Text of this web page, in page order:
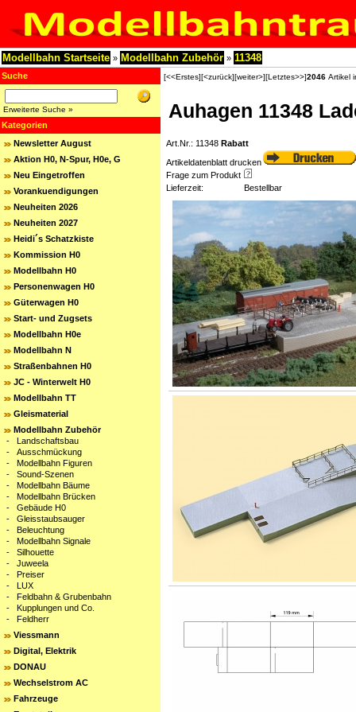
Modellbahn Startseite » Modellbahn Zubehör » 11348
Suche
Erweiterte Suche »
Kategorien
Newsletter August
Aktion H0, N-Spur, H0e, G
Neu Eingetroffen
Vorankuendigungen
Neuheiten 2026
Neuheiten 2027
Heidi´s Schatzkiste
Kommission H0
Modellbahn H0
Personenwagen H0
Güterwagen H0
Start- und Zugsets
Modellbahn H0e
Modellbahn N
Straßenbahnen H0
JC - Winterwelt H0
Modellbahn TT
Gleismaterial
Modellbahn Zubehör
- Landschaftsbau
- Ausschmückung
- Modellbahn Figuren
- Sound-Szenen
- Modellbahn Bäume
- Modellbahn Brücken
- Gebäude H0
- Gleisstaubsauger
- Beleuchtung
- Modellbahn Signale
- Silhouette
- Juweela
- Preiser
- LUX
- Feldbahn & Grubenbahn
- Kupplungen und Co.
- Feldherr
Viessmann
Digital, Elektrik
DONAU
Wechselstrom AC
Fahrzeuge
[<<Erstes][<zurück][weiter>][Letztes>>]2046 Artikel
Auhagen 11348
Art.Nr.: 11348 Rabatt
Artikeldatenblatt drucken
Frage zum Produkt
Lieferzeit:
Bestellbar